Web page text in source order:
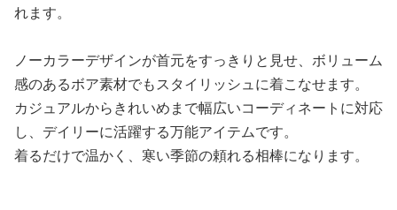
れます。
ノーカラーデザインが首元をすっきりと見せ、ボリューム
感のあるボア素材でもスタイリッシュに着こなせます。
カジュアルからきれいめまで幅広いコーディネートに対応
し、デイリーに活躍する万能アイテムです。
着るだけで温かく、寒い季節の頼れる相棒になります。